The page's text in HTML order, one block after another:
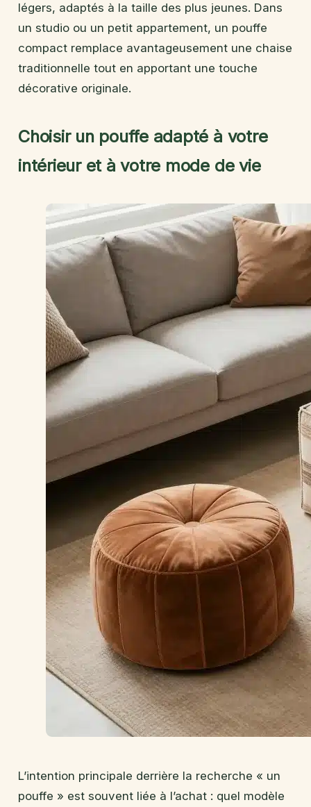
légers, adaptés à la taille des plus jeunes. Dans
un studio ou un petit appartement, un pouffe
compact remplace avantageusement une chaise
traditionnelle tout en apportant une touche
décorative originale.
Choisir un pouffe adapté à votre
intérieur et à votre mode de vie
L’intention principale derrière la recherche « un
pouffe » est souvent liée à l’achat : quel modèle